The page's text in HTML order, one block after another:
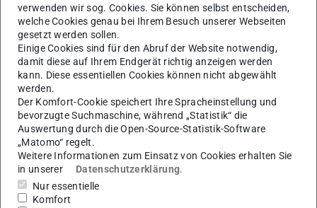
Druckbrennkammer
Flamme-Wand-Interaktions-
Brenner
Generischer Abgasprüfstand
verwenden wir sog. Cookies. Sie können selbst entscheiden,
welche Cookies genau bei Ihrem Besuch unserer Webseiten
gesetzt werden sollen.
Einige Cookies sind für den Abruf der Website notwendig,
damit diese auf Ihrem Endgerät richtig anzeigen werden
kann. Diese essentiellen Cookies können nicht abgewählt
werden.
Der Komfort-Cookie speichert Ihre Spracheinstellung und
bevorzugte Suchmaschine, während „Statistik“ die
Auswertung durch die Open-Source-Statistik-Software
„Matomo“ regelt.
Weitere Informationen zum Einsatz von Cookies erhalten Sie
in unserer
Datenschutzerklärung.
Nur essentielle
Komfort